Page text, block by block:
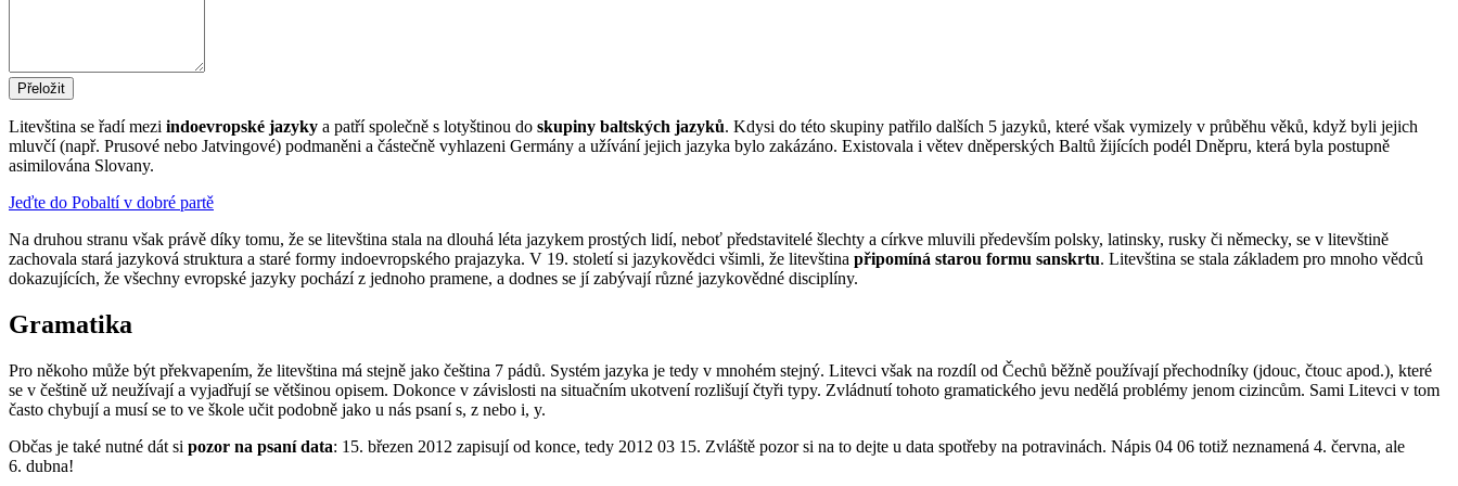
Litevština se řadí mezi indoevropské jazyky a patří společně s lotyštinou do skupiny baltských jazyků. Kdysi do této skupiny patřilo dalších 5 jazyků, které však vymizely v průběhu věků, když byli jejich
mluvčí (např. Prusové nebo Jatvingové) podmaněni a částečně vyhlazeni Germány a užívání jejich jazyka bylo zakázáno. Existovala i větev dněperských Baltů žijících podél Dněpru, která byla postupně
asimilována Slovany.
Jeďte do Pobaltí v dobré partě
Na druhou stranu však právě díky tomu, že se litevština stala na dlouhá léta jazykem prostých lidí, neboť představitelé šlechty a církve mluvili především polsky, latinsky, rusky či německy, se v litevštině
zachovala stará jazyková struktura a staré formy indoevropského prajazyka. V 19. století si jazykovědci všimli, že litevština připomíná starou formu sanskrtu. Litevština se stala základem pro mnoho vědců
dokazujících, že všechny evropské jazyky pochází z jednoho pramene, a dodnes se jí zabývají různé jazykovědné disciplíny.
Gramatika
Pro někoho může být překvapením, že litevština má stejně jako čeština 7 pádů. Systém jazyka je tedy v mnohém stejný. Litevci však na rozdíl od Čechů běžně používají přechodníky (jdouc, čtouc apod.), které
se v češtině už neužívají a vyjadřují se většinou opisem. Dokonce v závislosti na situačním ukotvení rozlišují čtyři typy. Zvládnutí tohoto gramatického jevu nedělá problémy jenom cizincům. Sami Litevci v tom
často chybují a musí se to ve škole učit podobně jako u nás psaní s, z nebo i, y.
Občas je také nutné dát si pozor na psaní data: 15. březen 2012 zapisují od konce, tedy 2012 03 15. Zvláště pozor si na to dejte u data spotřeby na potravinách. Nápis 04 06 totiž neznamená 4. června, ale
6. dubna!